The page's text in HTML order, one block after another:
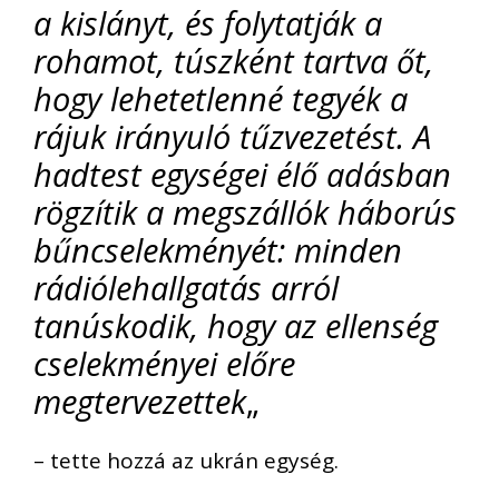
a kislányt, és folytatják a
rohamot, túszként tartva őt,
hogy lehetetlenné tegyék a
rájuk irányuló tűzvezetést. A
hadtest egységei élő adásban
rögzítik a megszállók háborús
bűncselekményét: minden
rádiólehallgatás arról
tanúskodik, hogy az ellenség
cselekményei előre
megtervezettek„
– tette hozzá az ukrán egység.